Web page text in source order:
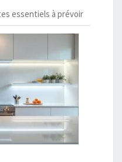
essentiels à prévoir